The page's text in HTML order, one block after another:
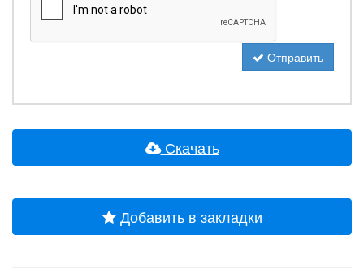
Отправить
Скачать
Добавить в закладки